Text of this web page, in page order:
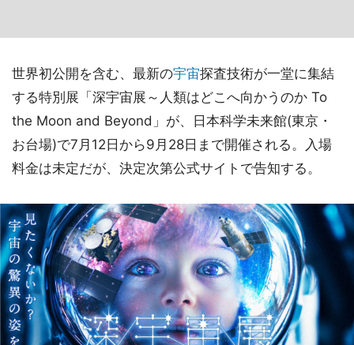
世界初公開を含む、最新の宇宙探査技術が一堂に集結
する特別展「深宇宙展～人類はどこへ向かうのか To
the Moon and Beyond」が、日本科学未来館(東京・
お台場)で7月12日から9月28日まで開催される。入場
料金は未定だが、決定次第公式サイトで告知する。